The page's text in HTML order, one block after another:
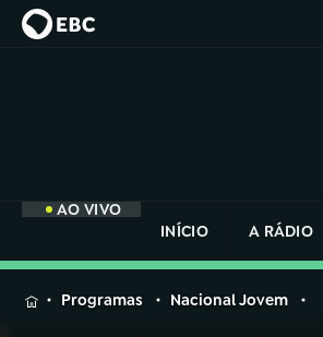
AO VIVO
INÍCIO
A RÁDIO
MENUProgramas Nacional Jovem